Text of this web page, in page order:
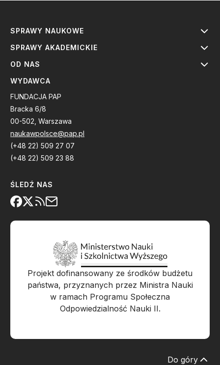
SPRAWY NAUKOWE
SPRAWY AKADEMICKIE
OD NAS
WYDAWCA
FUNDACJA PAP
Bracka 6/8
00-502, Warszawa
naukawpolsce@pap.pl
(+48 22) 509 27 07
(+48 22) 509 23 88
ŚLEDŹ NAS
Projekt dofinansowany ze środków budżetu
państwa, przyznanych przez Ministra Nauki
w ramach Programu Społeczna
Odpowiedzialność Nauki II.
Do góry